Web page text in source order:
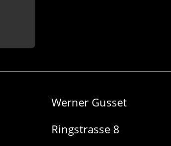
Werner Gusset
Ringstrasse 8